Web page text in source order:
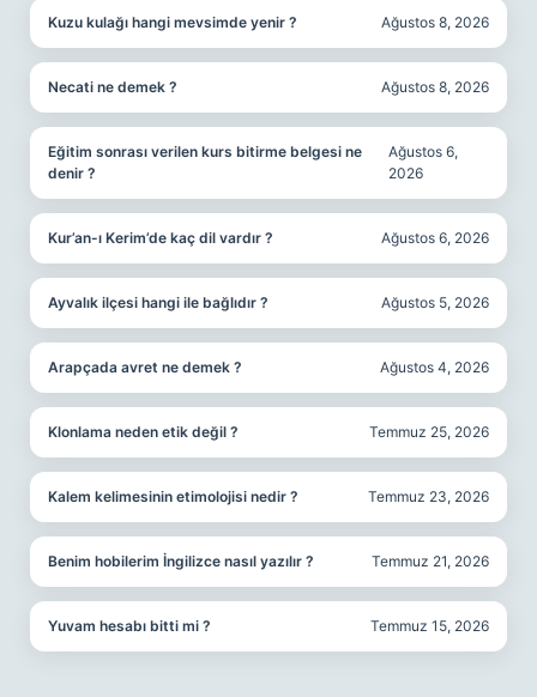
Kuzu kulağı hangi mevsimde yenir ? Ağustos 8, 2026
Necati ne demek ? Ağustos 8, 2026
Eğitim sonrası verilen kurs bitirme belgesi ne
denir ?
Ağustos 6,
2026
Kur’an-ı Kerim’de kaç dil vardır ? Ağustos 6, 2026
Ayvalık ilçesi hangi ile bağlıdır ? Ağustos 5, 2026
Arapçada avret ne demek ? Ağustos 4, 2026
Klonlama neden etik değil ? Temmuz 25, 2026
Kalem kelimesinin etimolojisi nedir ? Temmuz 23, 2026
Benim hobilerim İngilizce nasıl yazılır ? Temmuz 21, 2026
Yuvam hesabı bitti mi ? Temmuz 15, 2026